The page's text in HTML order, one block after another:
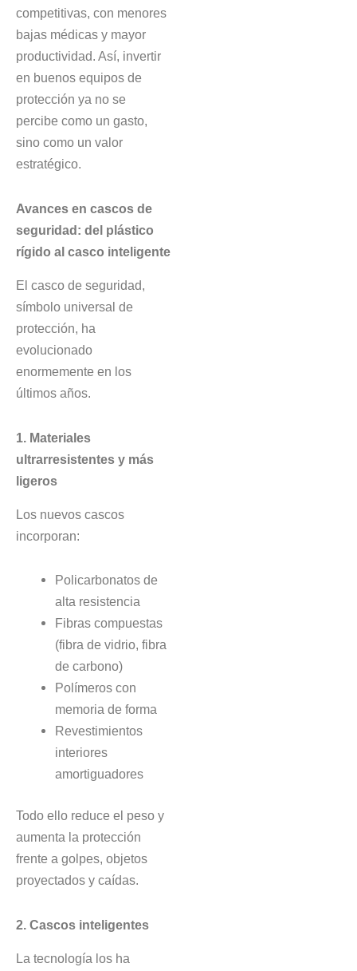
competitivas, con menores
bajas médicas y mayor
productividad. Así, invertir
en buenos equipos de
protección ya no se
percibe como un gasto,
sino como un valor
estratégico.
Avances en cascos de
seguridad: del plástico
rígido al casco inteligente
El casco de seguridad,
símbolo universal de
protección, ha
evolucionado
enormemente en los
últimos años.
1. Materiales
ultrarresistentes y más
ligeros
Los nuevos cascos
incorporan:
Policarbonatos de
alta resistencia
Fibras compuestas
(fibra de vidrio, fibra
de carbono)
Polímeros con
memoria de forma
Revestimientos
interiores
amortiguadores
Todo ello reduce el peso y
aumenta la protección
frente a golpes, objetos
proyectados y caídas.
2. Cascos inteligentes
La tecnología los ha